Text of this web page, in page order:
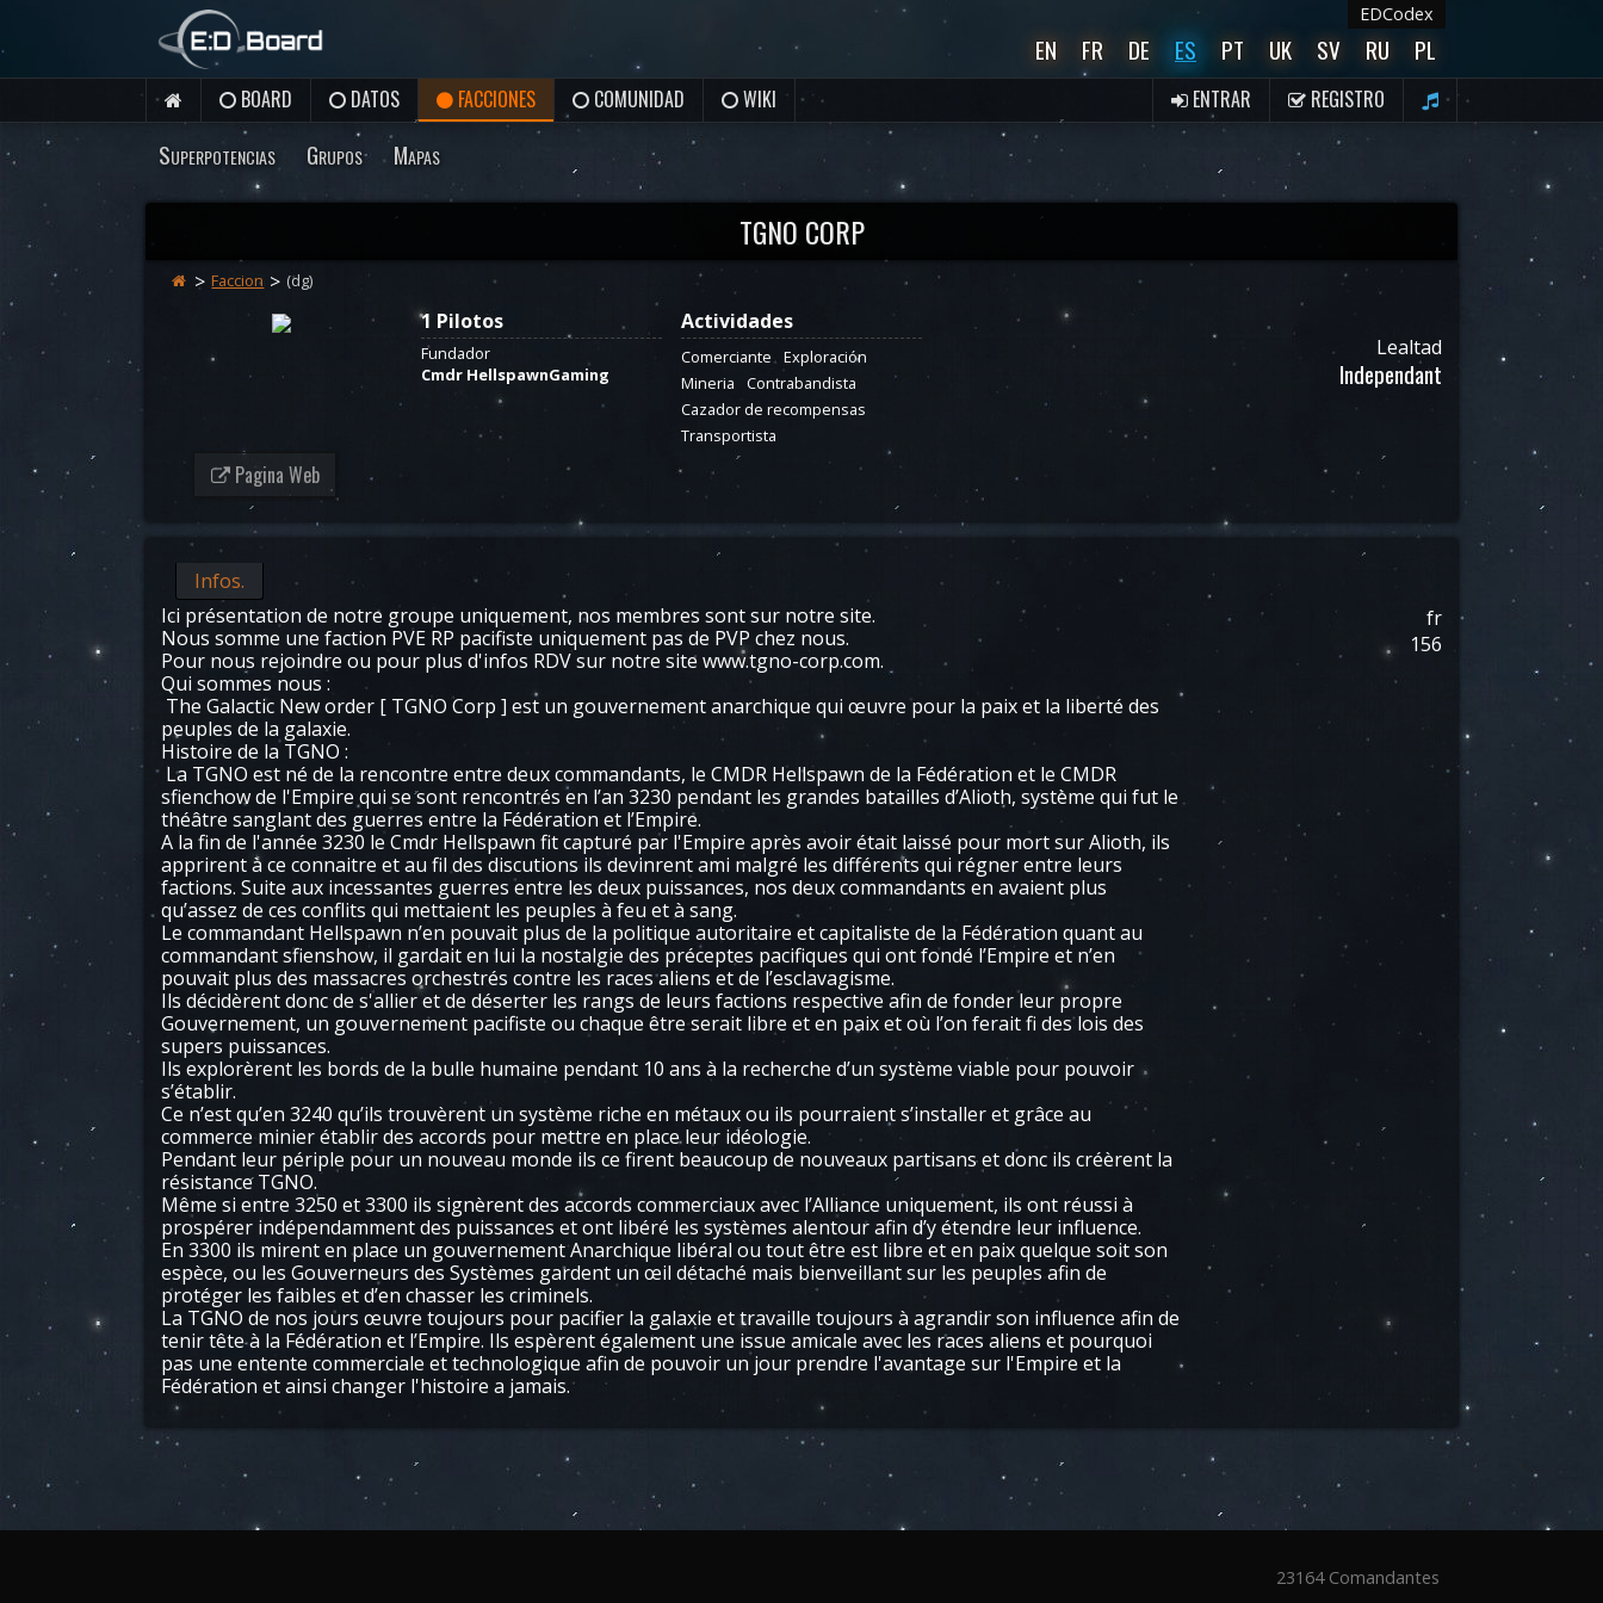
EDCodex
EN FR DE ES PT UK SV RU PL
BOARD DATOS FACCIONES COMUNIDAD WIKI ENTRAR REGISTRO
Superpotencias Grupos Mapas
TGNO CORP
Faccion (dg)
1 Pilotos
Fundador
Cmdr HellspawnGaming
Actividades
Comerciante
Exploración
Mineria
Contrabandista
Cazador de recompensas
Transportista
Lealtad
Independant
Pagina Web
Infos.
Ici présentation de notre groupe uniquement, nos membres sont sur notre site.
Nous somme une faction PVE RP pacifiste uniquement pas de PVP chez nous.
Pour nous rejoindre ou pour plus d'infos RDV sur notre site www.tgno-corp.com.
Qui sommes nous :
The Galactic New order [ TGNO Corp ] est un gouvernement anarchique qui œuvre pour la paix et la liberté des
peuples de la galaxie.
​Histoire de la TGNO :
La TGNO est né de la rencontre entre deux commandants, le CMDR Hellspawn de la Fédération et le CMDR
sfienchow de l'Empire qui se sont rencontrés en l’an 3230 pendant les grandes batailles d’Alioth, système qui fut le
théâtre sanglant des guerres entre la Fédération et l’Empire.
A la fin de l'année 3230 le Cmdr Hellspawn fit capturé par l'Empire après avoir était laissé pour mort sur Alioth, ils
apprirent à ce connaitre et au fil des discutions ils devinrent ami malgré les différents qui régner entre leurs
factions. Suite aux incessantes guerres entre les deux puissances, nos deux commandants en avaient plus
qu’assez de ces conflits qui mettaient les peuples à feu et à sang.
Le commandant Hellspawn n’en pouvait plus de la politique autoritaire et capitaliste de la Fédération quant au
commandant sfienshow, il gardait en lui la nostalgie des préceptes pacifiques qui ont fondé l’Empire et n’en
pouvait plus des massacres orchestrés contre les races aliens et de l’esclavagisme.
Ils décidèrent donc de s'allier et de déserter les rangs de leurs factions respective afin de fonder leur propre
Gouvernement, un gouvernement pacifiste ou chaque être serait libre et en paix et où l’on ferait fi des lois des
supers puissances.
Ils explorèrent les bords de la bulle humaine pendant 10 ans à la recherche d’un système viable pour pouvoir
s’établir.
Ce n’est qu’en 3240 qu’ils trouvèrent un système riche en métaux ou ils pourraient s’installer et grâce au
commerce minier établir des accords pour mettre en place leur idéologie.
Pendant leur périple pour un nouveau monde ils ce firent beaucoup de nouveaux partisans et donc ils créèrent la
résistance TGNO.
Même si entre 3250 et 3300 ils signèrent des accords commerciaux avec l’Alliance uniquement, ils ont réussi à
prospérer indépendamment des puissances et ont libéré les systèmes alentour afin d’y étendre leur influence.
En 3300 ils mirent en place un gouvernement Anarchique libéral ou tout être est libre et en paix quelque soit son
espèce, ou les Gouverneurs des Systèmes gardent un œil détaché mais bienveillant sur les peuples afin de
protéger les faibles et d’en chasser les criminels.
La TGNO de nos jours œuvre toujours pour pacifier la galaxie et travaille toujours à agrandir son influence afin de
tenir tête à la Fédération et l’Empire. Ils espèrent également une issue amicale avec les races aliens et pourquoi
pas une entente commerciale et technologique afin de pouvoir un jour prendre l'avantage sur l'Empire et la
Fédération et ainsi changer l'histoire a jamais.
fr
156
23164 Comandantes